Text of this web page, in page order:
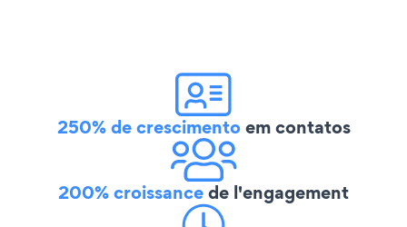
250% de crescimentoem contatos
200% croissancede l'engagement